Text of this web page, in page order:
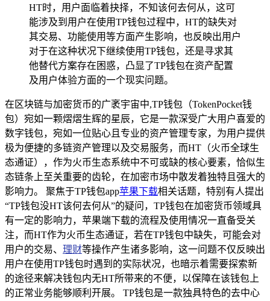
HT时，用户面临着抉择，不知该何去何从，这可
能涉及到用户在使用TP钱包过程中，HT的缺失对
其交易、功能使用等方面产生影响，也反映出用户
对于在这种状况下继续使用TP钱包，还是寻求其
他替代方案存在困惑，凸显了TP钱包在资产配置
及用户体验方面的一个现实问题。
在区块链与加密货币的广袤宇宙中,TP钱包（TokenPocket钱
包）宛如一颗熠熠生辉的星辰，它是一款深受广大用户喜爱的
数字钱包，宛如一位贴心且专业的资产管理专家，为用户提供
极为便捷的多链资产管理以及交易服务，而HT（火币全球生
态通证），作为火币生态系统中不可或缺的核心要素，恰似生
态链条上至关重要的齿轮，在加密市场中散发着独特且强大的
影响力。 聚焦于TP钱包app苹果下载相关话题，特别有人提出
“TP钱包没HT该何去何从”的疑问，TP钱包在加密货币领域具
有一定的影响力，苹果端下载的流程及使用情况一直备受关
注，而HT作为火币生态通证，若在TP钱包中缺失，可能会对
用户的交易、 理财等操作产生诸多影响，这一问题不仅反映出
用户在使用TP钱包时遇到的实际状况，也暗示着需要探索新
的途径来解决钱包内无HT所带来的不便，以保障在该钱包上
的正常业务能够顺利开展。 TP钱包是一款独具特色的去中心